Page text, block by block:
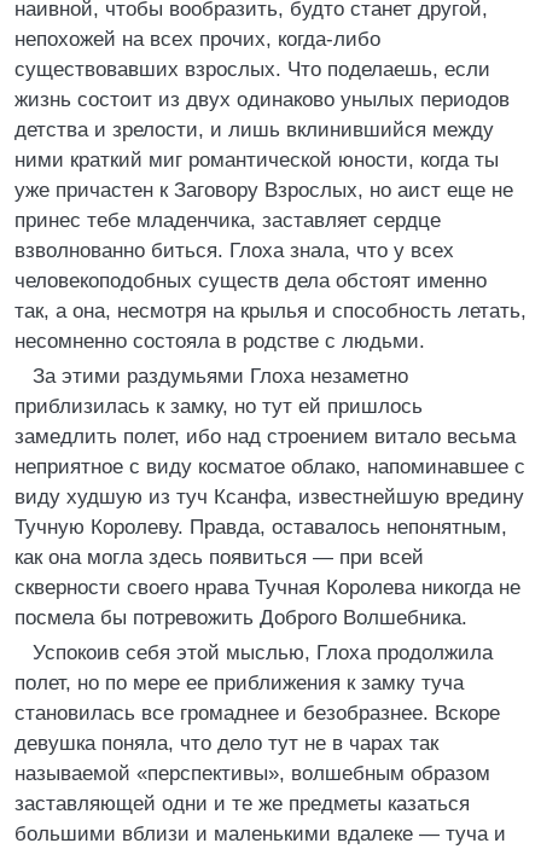
наивной, чтобы вообразить, будто станет другой,
непохожей на всех прочих, когда-либо
существовавших взрослых. Что поделаешь, если
жизнь состоит из двух одинаково унылых периодов
детства и зрелости, и лишь вклинившийся между
ними краткий миг романтической юности, когда ты
уже причастен к Заговору Взрослых, но аист еще не
принес тебе младенчика, заставляет сердце
взволнованно биться. Глоха знала, что у всех
человекоподобных существ дела обстоят именно
так, а она, несмотря на крылья и способность летать,
несомненно состояла в родстве с людьми.
За этими раздумьями Глоха незаметно
приблизилась к замку, но тут ей пришлось
замедлить полет, ибо над строением витало весьма
неприятное с виду косматое облако, напоминавшее с
виду худшую из туч Ксанфа, известнейшую вредину
Тучную Королеву. Правда, оставалось непонятным,
как она могла здесь появиться — при всей
скверности своего нрава Тучная Королева никогда не
посмела бы потревожить Доброго Волшебника.
Успокоив себя этой мыслью, Глоха продолжила
полет, но по мере ее приближения к замку туча
становилась все громаднее и безобразнее. Вскоре
девушка поняла, что дело тут не в чарах так
называемой «перспективы», волшебным образом
заставляющей одни и те же предметы казаться
большими вблизи и маленькими вдалеке — туча и